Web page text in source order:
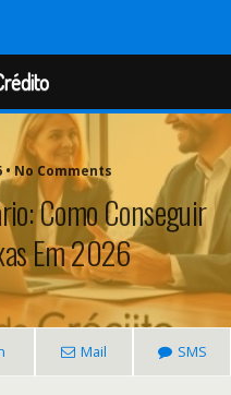
• No Comments
Como Conseguir
Em 2026
Mail SMS